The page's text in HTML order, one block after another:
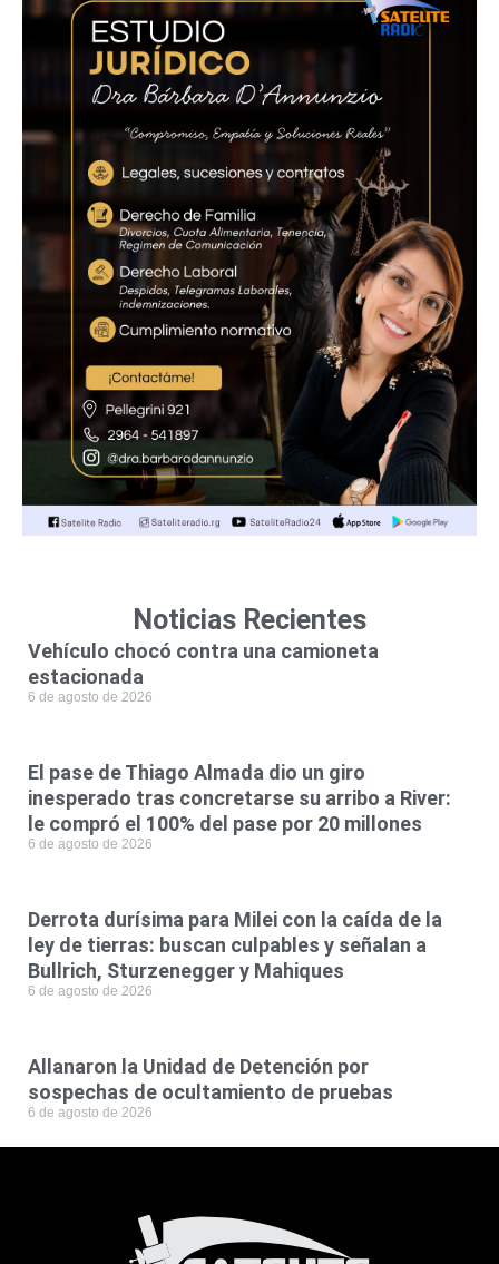
Noticias Recientes
Vehículo chocó contra una camioneta
estacionada
6 de agosto de 2026
El pase de Thiago Almada dio un giro
inesperado tras concretarse su arribo a River:
le compró el 100% del pase por 20 millones
6 de agosto de 2026
Derrota durísima para Milei con la caída de la
ley de tierras: buscan culpables y señalan a
Bullrich, Sturzenegger y Mahiques
6 de agosto de 2026
Allanaron la Unidad de Detención por
sospechas de ocultamiento de pruebas
6 de agosto de 2026